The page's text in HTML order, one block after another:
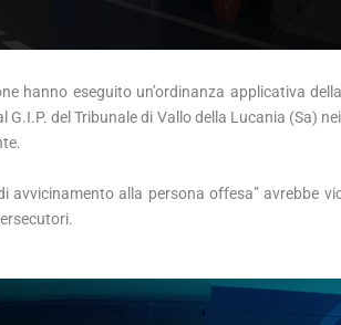
hanno eseguito un’ordinanza applicativa
del Tribunale di Vallo della Lucania (Sa)
alla persona offesa” avrebbe